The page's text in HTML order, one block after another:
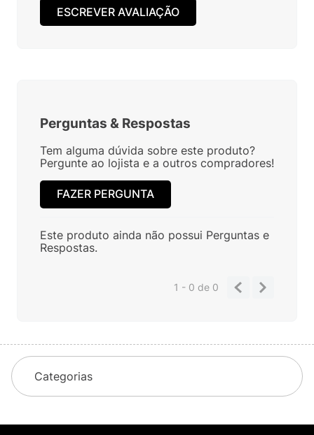
ESCREVER AVALIAÇÃO
Perguntas & Respostas
Tem alguma dúvida sobre este produto?
Pergunte ao lojista e a outros compradores!
FAZER PERGUNTA
Este produto ainda não possui Perguntas e
Respostas.
1 - 0de 0
Categorias